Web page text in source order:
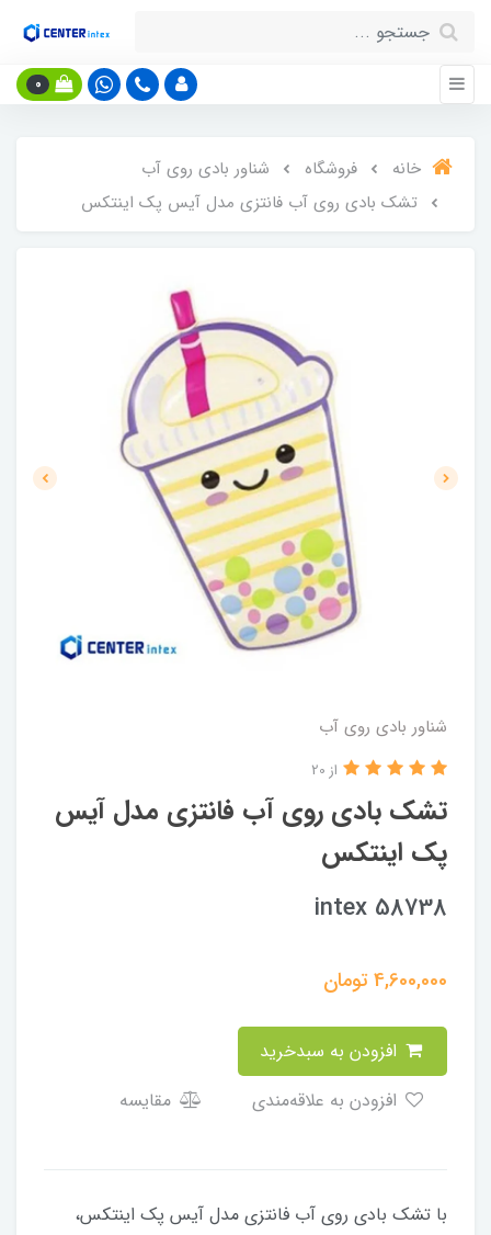
0
خانه فروشگاه
شناور بادی روی آب
تشک بادی روی آب فانتزی مدل آیس پک اینتکس
شناور بادی روی آب
تشک بادی روی آب فانتزی مدل آیس
پک اینتکس
از 20
intex 58738
4,600,000تومان
مقایسه
با تشک بادی روی آب فانتزی مدل آیس پک اینتکس،